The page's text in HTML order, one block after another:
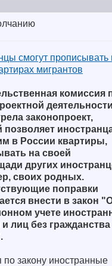
смогут прописывать
мигрантов
комиссия
законопроект,
позволяет
в России квартиры,
на своей
других
своих родных.
поправки
внести в закон
учете
и лиц без гражданства
по закону иностранные